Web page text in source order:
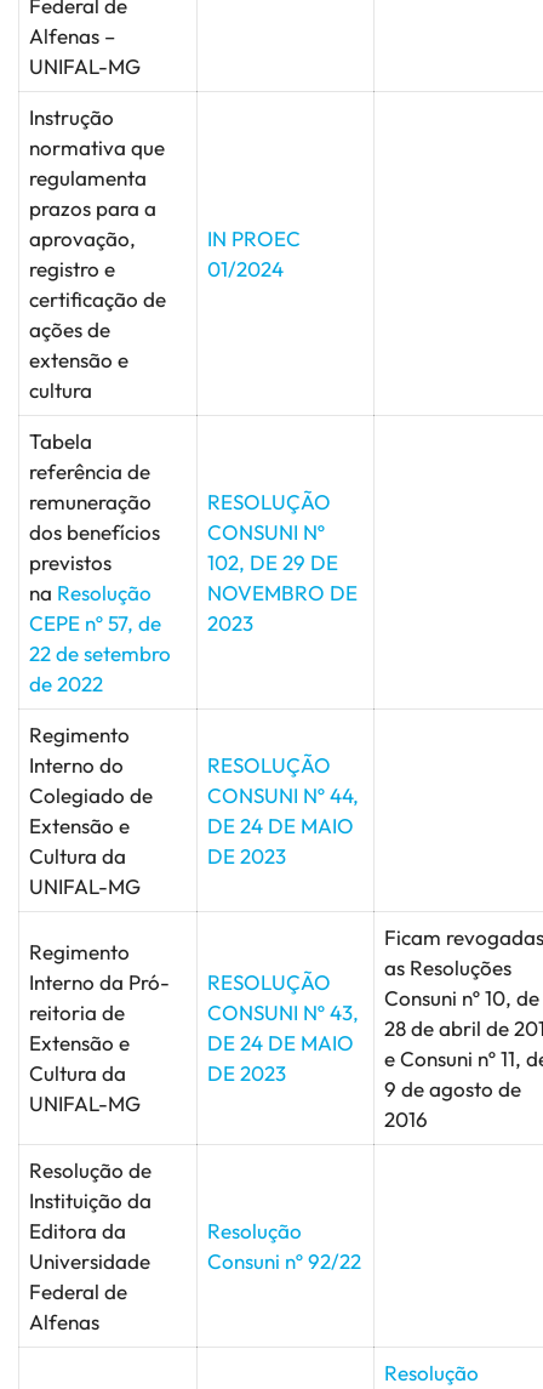
Federal de
Alfenas –
UNIFAL-MG
Instrução
normativa que
regulamenta
prazos para a
aprovação,
registro e
certificação de
ações de
extensão e
cultura
IN PROEC
01/2024
Tabela
referência de
remuneração
dos benefícios
previstos
na Resolução
CEPE nº 57, de
22 de setembro
de 2022
RESOLUÇÃO
CONSUNI Nº
102, DE 29 DE
NOVEMBRO DE
2023
Regimento
Interno do
Colegiado de
Extensão e
Cultura da
UNIFAL-MG
RESOLUÇÃO
CONSUNI Nº 44,
DE 24 DE MAIO
DE 2023
Regimento
Interno da Pró-
reitoria de
Extensão e
Cultura da
UNIFAL-MG
RESOLUÇÃO
CONSUNI Nº 43,
DE 24 DE MAIO
DE 2023
Ficam revogadas
as Resoluções
Consuni nº 10, de
28 de abril de
e Consuni nº 11,
9 de agosto de
2016
Resolução de
Instituição da
Editora da
Universidade
Federal de
Alfenas
Resolução
Consuni nº 92/22
Resolução